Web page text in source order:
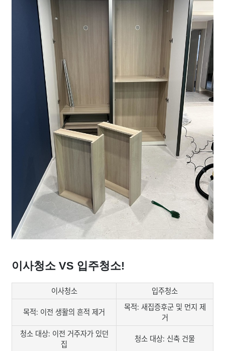
이사청소 VS 입주청소!
이사청소 입주청소
목적: 이전 생활의 흔적 제거
목적: 새집증후군 및 먼지 제
거
청소 대상: 이전 거주자가 있던
집
청소 대상: 신축 건물